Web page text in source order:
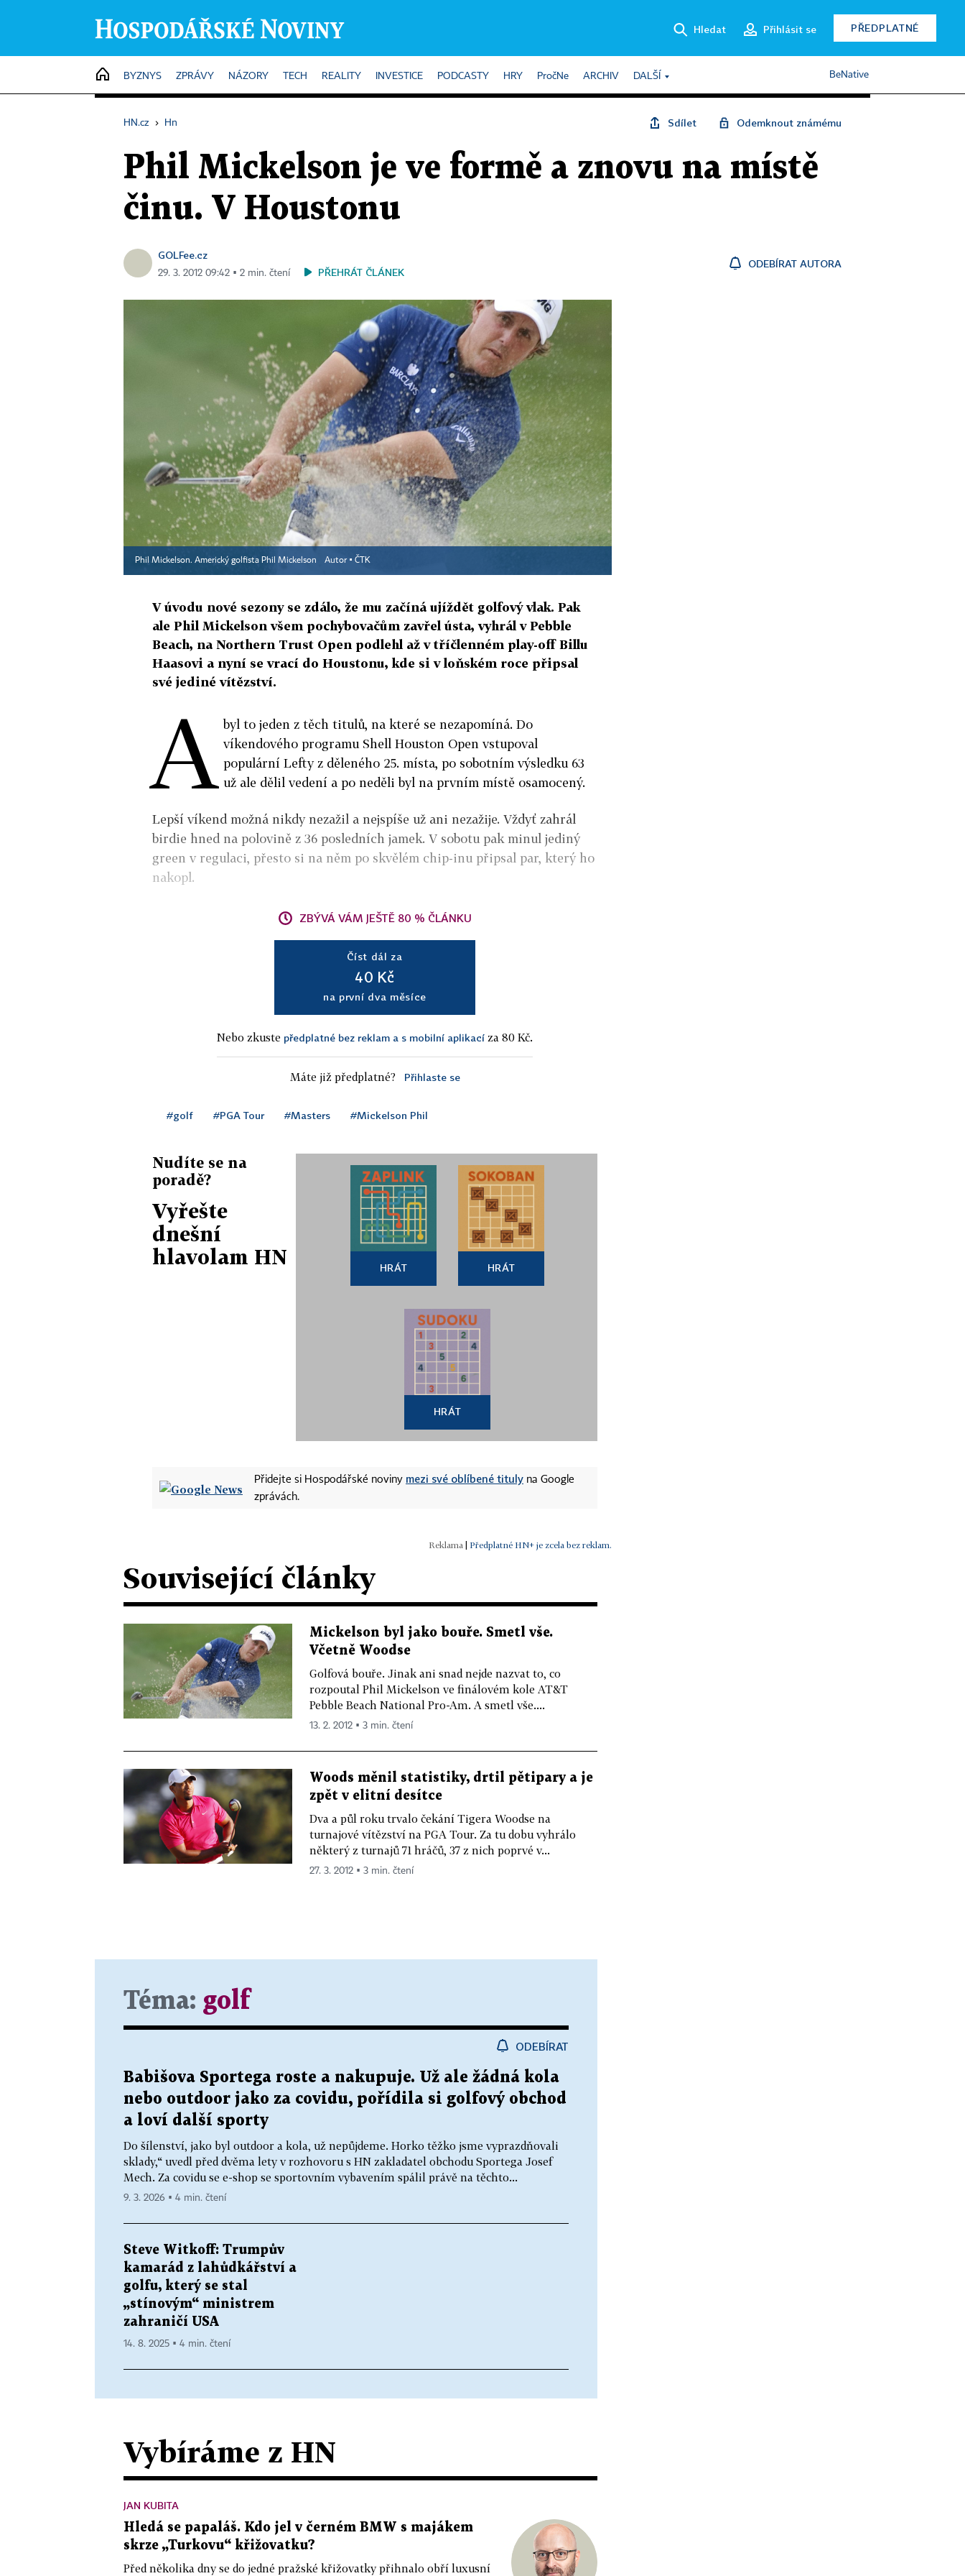
Hledat Přihlásit se PŘEDPLATNÉ
HOME
BYZNYS ZPRÁVY NÁZORY TECH REALITY INVESTICE PODCASTY HRY PročNe ARCHIV DALŠÍ BeNative
HN.cz › Hn Sdílet Odemknout známému
Phil Mickelson je ve formě a znovu na místě
činu. V Houstonu
GOLFee.cz
29. 3. 2012 09:42 ▪ 2 min. čtení PŘEHRÁT ČLÁNEK
ODEBÍRAT AUTORA
Phil Mickelson. Americký golfista Phil Mickelson Autor ▪ ČTK
V úvodu nové sezony se zdálo, že mu začíná ujíždět golfový vlak. Pak
ale Phil Mickelson všem pochybovačům zavřel ústa, vyhrál v Pebble
Beach, na Northern Trust Open podlehl až v tříčlenném play-off Billu
Haasovi a nyní se vrací do Houstonu, kde si v loňském roce připsal
své jediné vítězství.
A byl to jeden z těch titulů, na které se nezapomíná. Do
víkendového programu Shell Houston Open vstupoval
populární Lefty z děleného 25. místa, po sobotním výsledku 63
už ale dělil vedení a po neděli byl na prvním místě osamocený.
Lepší víkend možná nikdy nezažil a nejspíše už ani nezažije. Vždyť zahrál
birdie hned na polovině z 36 posledních jamek. V sobotu pak minul jediný
green v regulaci, přesto si na něm po skvělém chip-inu připsal par, který ho
nakopl.
ZBÝVÁ VÁM JEŠTĚ 80 % ČLÁNKU
Číst dál za
40 Kč
na první dva měsíce
Nebo zkuste předplatné bez reklam a s mobilní aplikací za 80 Kč.
Máte již předplatné? Přihlaste se
#golf #PGA Tour #Masters #Mickelson Phil
Nudíte se na
poradě?
Vyřešte
dnešní
hlavolam HN
HRÁT HRÁT
HRÁT
Přidejte si Hospodářské noviny mezi své oblíbené tituly na Google
zprávách.
| Předplatné HN+ je zcela bez reklam.
Související články
Mickelson byl jako bouře. Smetl vše.
Včetně Woodse
Golfová bouře. Jinak ani snad nejde nazvat to, co
rozpoutal Phil Mickelson ve finálovém kole AT&T
Pebble Beach National Pro-Am. A smetl vše....
13. 2. 2012 ▪ 3 min. čtení
Woods měnil statistiky, drtil pětipary a je
zpět v elitní desítce
Dva a půl roku trvalo čekání Tigera Woodse na
turnajové vítězství na PGA Tour. Za tu dobu vyhrálo
některý z turnajů 71 hráčů, 37 z nich poprvé v...
27. 3. 2012 ▪ 3 min. čtení
Téma: golf
ODEBÍRAT
Babišova Sportega roste a nakupuje. Už ale žádná kola
nebo outdoor jako za covidu, pořídila si golfový obchod
a loví další sporty
Do šílenství, jako byl outdoor a kola, už nepůjdeme. Horko těžko jsme vyprazdňovali
sklady,“ uvedl před dvěma lety v rozhovoru s HN zakladatel obchodu Sportega Josef
Mech. Za covidu se e-shop se sportovním vybavením spálil právě na těchto...
9. 3. 2026 ▪ 4 min. čtení
Steve Witkoff: Trumpův
kamarád z lahůdkářství a
golfu, který se stal
„stínovým“ ministrem
zahraničí USA
14. 8. 2025 ▪ 4 min. čtení
Vybíráme z HN
JAN KUBITA
Hledá se papaláš. Kdo jel v černém BMW s majákem
skrze „Turkovu“ křižovatku?
Před několika dny se do jedné pražské křižovatky přihnalo obří luxusní